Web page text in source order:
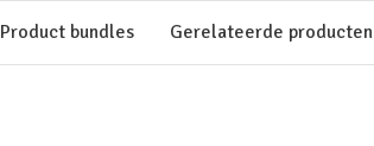
Product bundles Gerelateerde producten